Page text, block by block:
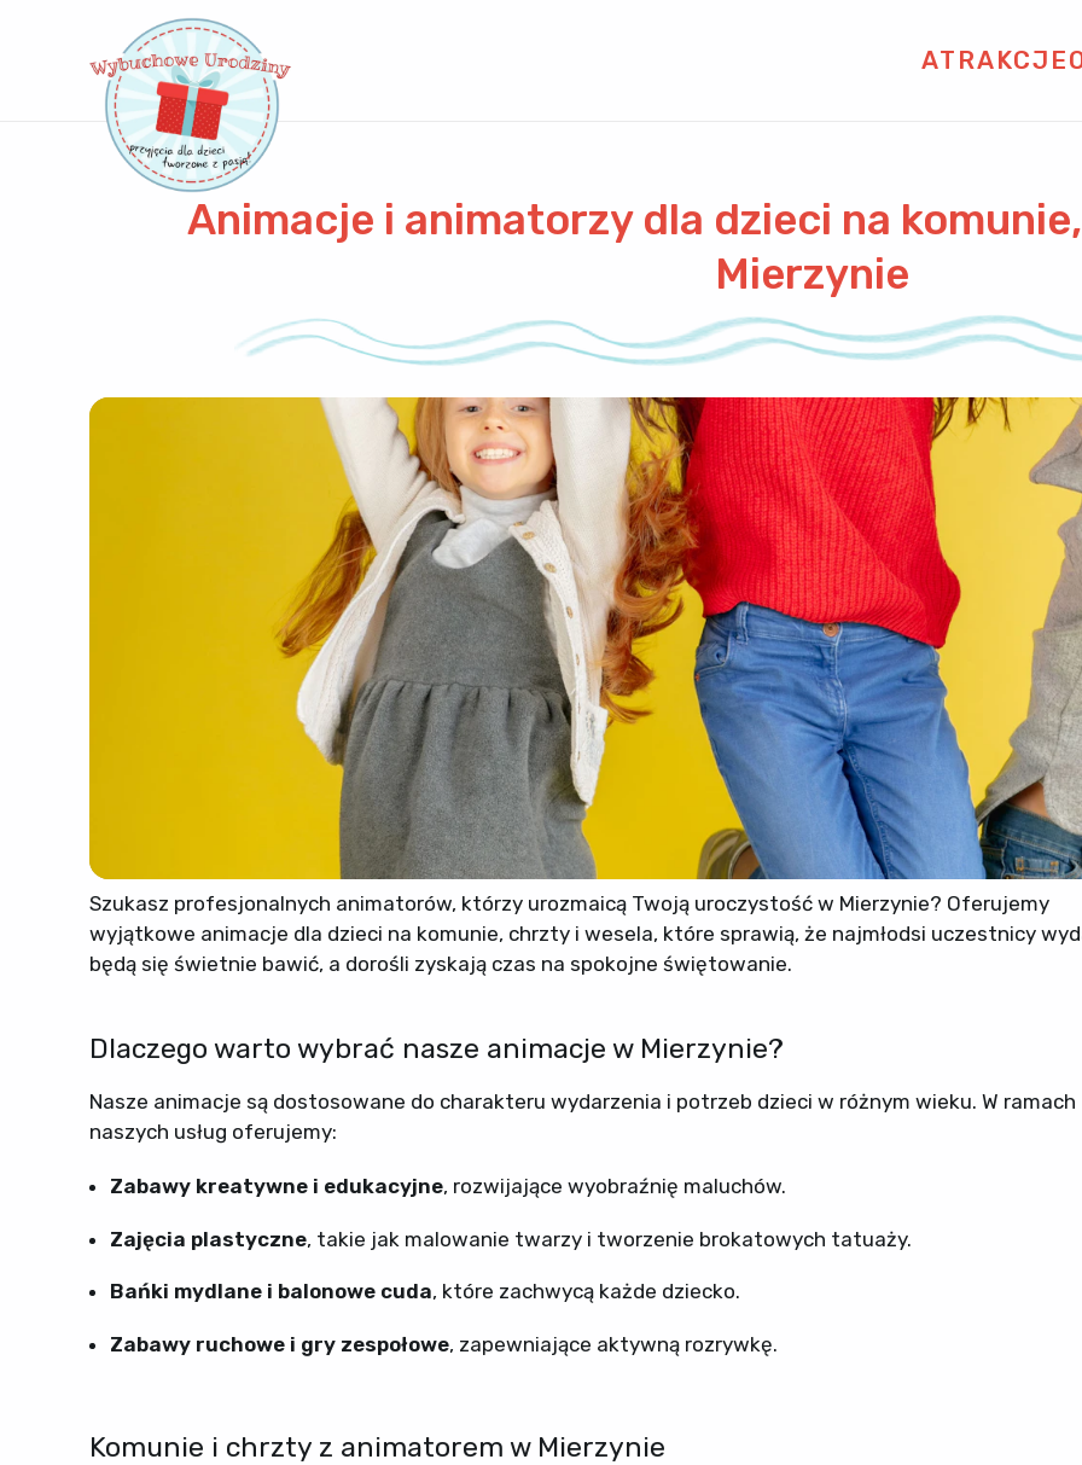
ATRAKCJE
Animacje i animatorzy dla dzieci na
Mierzynie
Szukasz profesjonalnych animatorów, którzy urozmaicą Twoją uroczystość w Mierzynie? Oferujemy
wyjątkowe animacje dla dzieci na komunie, chrzty i wesela, które sprawią, że najmłodsi uczestnicy
będą się świetnie bawić, a dorośli zyskają czas na spokojne świętowanie.
Dlaczego warto wybrać nasze animacje w Mierzynie?
Nasze animacje są dostosowane do charakteru wydarzenia i potrzeb dzieci w różnym wieku. W ramach
naszych usług oferujemy:
Zabawy kreatywne i edukacyjne, rozwijające wyobraźnię maluchów.
Zajęcia plastyczne, takie jak malowanie twarzy i tworzenie brokatowych tatuaży.
Bańki mydlane i balonowe cuda, które zachwycą każde dziecko.
Zabawy ruchowe i gry zespołowe, zapewniające aktywną rozrywkę.
Komunie i chrzty z animatorem w Mierzynie